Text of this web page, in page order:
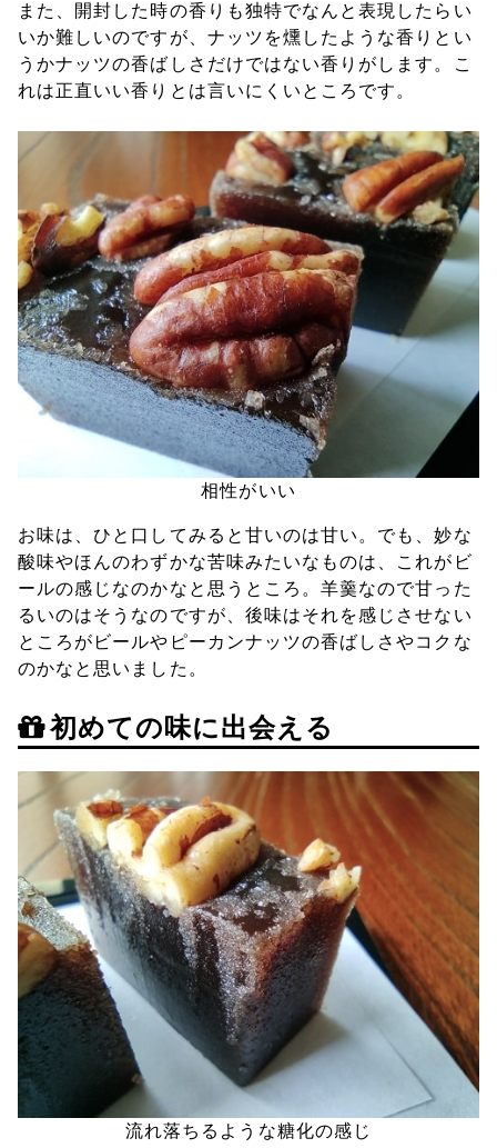
また、開封した時の香りも独特でなんと表現したらい
いか難しいのですが、ナッツを燻したような香りとい
うかナッツの香ばしさだけではない香りがします。こ
れは正直いい香りとは言いにくいところです。
相性がいい
お味は、ひと口してみると甘いのは甘い。でも、妙な
酸味やほんのわずかな苦味みたいなものは、これがビ
ールの感じなのかなと思うところ。羊羹なので甘った
るいのはそうなのですが、後味はそれを感じさせない
ところがビールやピーカンナッツの香ばしさやコクな
のかなと思いました。
初めての味に出会える
流れ落ちるような糖化の感じ